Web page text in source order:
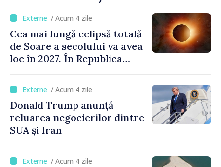
/ Acum 4 zile
Cea mai lungă eclipsă totală
de Soare a secolului va avea
loc în 2027. În Republica
acoperit în proporție de
până la 44%/ Acum 4 zile
Donald Trump anunță
reluarea negocierilor dintre
SUA și Iran
/ Acum 4 zile